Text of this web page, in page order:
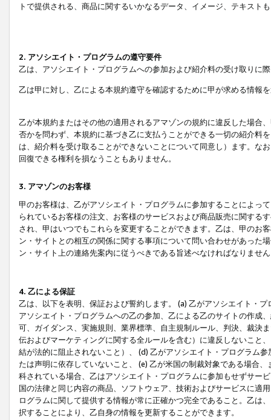
トで提供される、商品に関するいかなるデータ、イメージ、テキス
2. アソシエイト・プログラムの遵守要件
乙は、アソシエイト・プログラムへの参加および紹介料の受け取りに
乙は甲に対し、乙による本規約遵守を確認するために甲が求める情報
乙が本規約またはその他の適用されるアマゾンの規約に違反した場合
否かを問わず、本規約に基づき乙に支払うことができる一切の紹介料
は、紹介料を受け取ることができないことについて同意し）ます。な
回復できる権利を損なうこともありません。
3. アマゾンのお客様
甲のお客様は、乙がアソシエイト・プログラムに参加することによっ
られているお客様の注文、お客様のサービスおよび商品販売に関する
され、甲はいつでもこれらを変更することができます。乙は、甲のお
ン・サイトとの相互の関係に関する事項について問い合わせがあった
ン・サイト上の連絡先案内に従うべきである旨述べなければなりませ
4. 乙による保証
乙は、以下を表明、保証および誓約します。 (a) 乙がアソシエイト・
アソシエイト・プログラムへの乙の参加、乙による乙のサイトの作成
可、ガイダンス、実施規則、業界標準、自主規制ルール、判決、裁決
伝およびマーケティングに関する全ルールを含む）に違反しないこと
結が法的に阻止されないこと）、 (d) 乙がアソシエイト・プログラム
たは声明に依存していないこと、 (e) 乙が米国の制裁対象である場合
科されている場合、乙はアソシエイト・プログラムに参加もせずサー
国の法律と同じ内容の商品、ソフトウェア、技術およびサービスに適
ログラムに関して提供する情報が常に正確かつ完全であること。乙は
択することにより、乙自身の情報を更新することができます。